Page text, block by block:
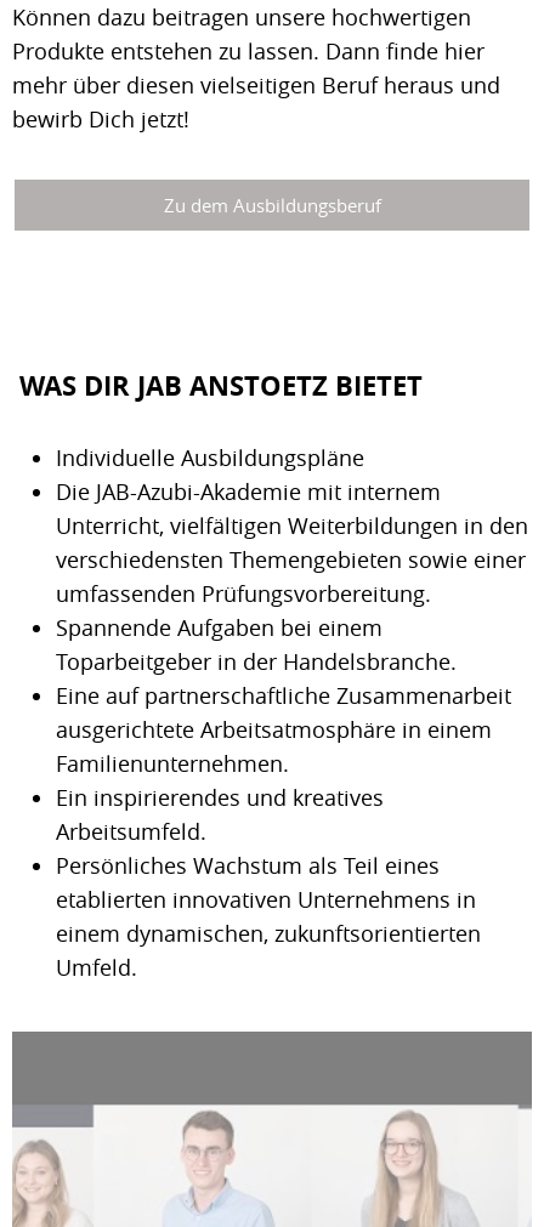
Können dazu beitragen unsere hochwertigen
Produkte entstehen zu lassen. Dann finde hier
mehr über diesen vielseitigen Beruf heraus und
bewirb Dich jetzt!
Zu dem Ausbildungsberuf
WAS DIR JAB ANSTOETZ BIETET
Individuelle Ausbildungspläne
Die JAB-Azubi-Akademie mit internem
Unterricht, vielfältigen Weiterbildungen in den
verschiedensten Themengebieten sowie einer
umfassenden Prüfungsvorbereitung.
Spannende Aufgaben bei einem
Toparbeitgeber in der Handelsbranche.
Eine auf partnerschaftliche Zusammenarbeit
ausgerichtete Arbeitsatmosphäre in einem
Familienunternehmen.
Ein inspirierendes und kreatives
Arbeitsumfeld.
Persönliches Wachstum als Teil eines
etablierten innovativen Unternehmens in
einem dynamischen, zukunftsorientierten
Umfeld.